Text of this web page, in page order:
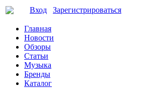
Вход Зарегистрироваться
Главная
Новости
Обзоры
Статьи
Музыка
Бренды
Каталог